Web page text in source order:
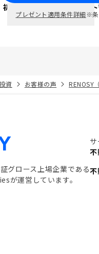
初回面談で ポイント
プレゼント適用条件詳細※条
資 お客様の声 RENOSY
グロース上場企業である
が運営しています。